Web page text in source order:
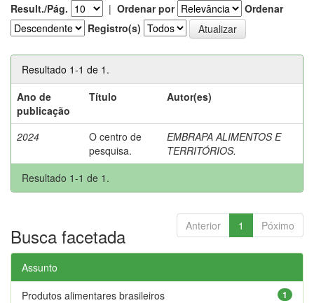
Result./Pág. | Ordenar por
Ordenar
Registro(s)
Resultado 1-1 de 1.
Ano de
publicação
Título Autor(es)
2024
O centro de
pesquisa.
EMBRAPA ALIMENTOS E
TERRITÓRIOS.
Resultado 1-1 de 1.
Anterior 1 Póximo
Busca facetada
Assunto
1
Produtos alimentares brasileiros